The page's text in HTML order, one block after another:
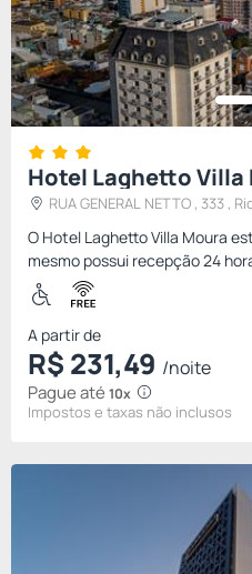
Hotel Laghetto Villa
RUA GENERAL NETTO , 333
O Hotel Laghetto Villa Moura
mesmo possui recepção 24 horas,
gratuito em toda a
estaciona...
A partir de
R$ 231,49 /noite
Impostos e taxas não inclusos
Pague até 10x